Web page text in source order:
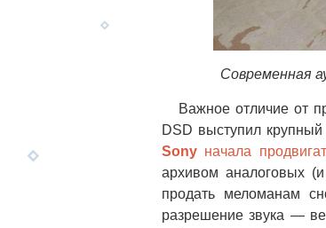
Современная
Важное отличие от
DSD выступил
Sony начала
архивом аналоговых
продать меломанам
разрешение звука —